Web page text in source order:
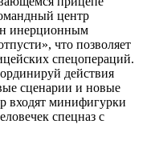
центр
инерционным
что позволяет
спецопераций.
действия
сценарии и новые
входят минифигурки
спецназ с